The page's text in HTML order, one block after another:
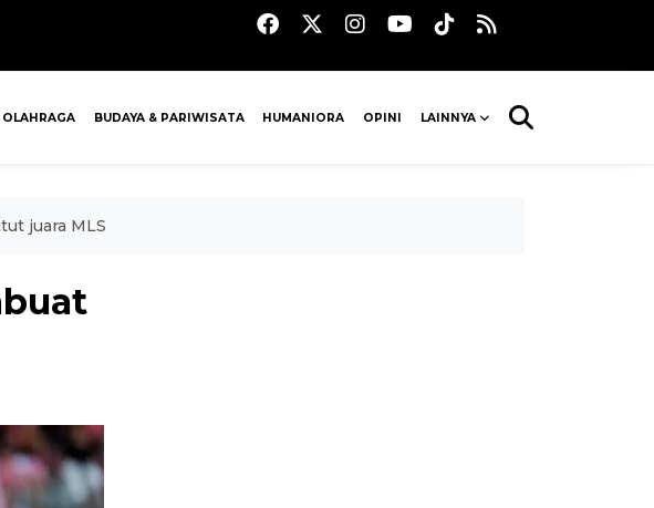
OLAHRAGA BUDAYA & PARIWISATA HUMANIORA OPINI LAINNYA
juara MLS